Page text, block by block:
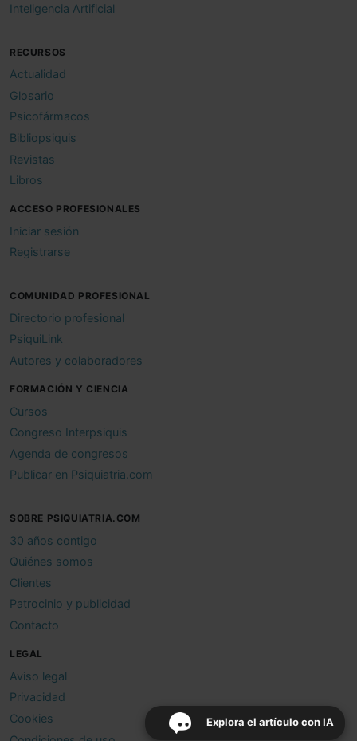
Explora el artículo con IA
Inteligencia Artificial
RECURSOS
Actualidad
Glosario
Psicofármacos
Bibliopsiquis
Revistas
Libros
ACCESO PROFESIONALES
Iniciar sesión
Registrarse
COMUNIDAD PROFESIONAL
Directorio profesional
PsiquiLink
Autores y colaboradores
FORMACIÓN Y CIENCIA
Cursos
Congreso Interpsiquis
Agenda de congresos
Publicar en Psiquiatria.com
SOBRE PSIQUIATRIA.COM
30 años contigo
Quiénes somos
Clientes
Patrocinio y publicidad
Contacto
LEGAL
Aviso legal
Privacidad
Cookies